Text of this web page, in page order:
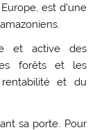
est d’une
et active des
les forêts et les
et du
sa porte. Pour